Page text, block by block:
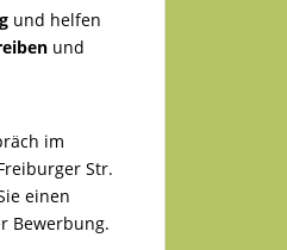
und helfen
und
im
Str.
einen
Bewerbung.